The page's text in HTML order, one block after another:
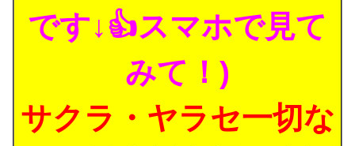
です↓👍スマホで見て
みて！)
サクラ・ヤラセ一切な